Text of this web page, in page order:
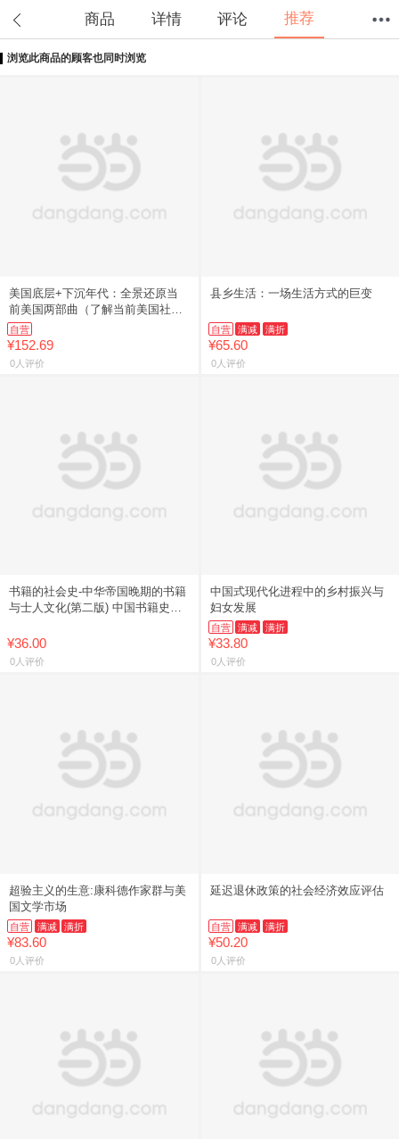
商品 详情 评论 推荐
浏览此商品的顾客也同时浏览
美国底层+下沉年代：全景还原当
前美国两部曲（了解当前美国社会
的两本作品！）
自营
¥152.69
0人评价
县乡生活：一场生活方式的巨变
自营 满减 满折
¥65.60
0人评价
书籍的社会史-中华帝国晚期的书籍
与士人文化(第二版) 中国书籍史领
¥36.00
0人评价
中国式现代化进程中的乡村振兴与
妇女发展
自营 满减 满折
¥33.80
0人评价
超验主义的生意:康科德作家群与美
国文学市场
自营 满减 满折
¥83.60
0人评价
延迟退休政策的社会经济效应评估
自营 满减 满折
¥50.20
0人评价